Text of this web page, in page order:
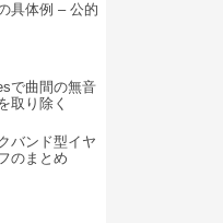
具体例 – 公的
で曲間の無音
取り除く
バンド型イヤ
のまとめ